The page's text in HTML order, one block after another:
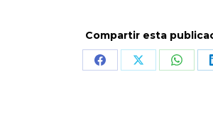
Compartir esta
Share Share Share